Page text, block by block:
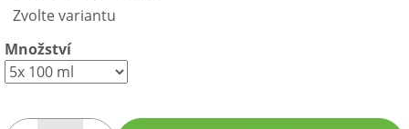
cena:
Zvolte variantu
Množství